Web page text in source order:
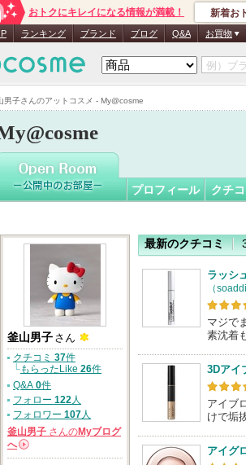
男子さんのアットコスメ - My@cosme
おトクにキレイになる情報が満載！ 新着お
ランキング ブランド ブログ Q&A お買物
釜山男子さん
プロフィール クチコ
釜山男子 さん
クチコミ 37件
└もらったLike 26件
Q&A 0件
フォロー 122人
フォロワー 107人
釜山男子 さんのMyブログ
へ
→
最新のクチコミ
ラッシ
（
マジで
素沈着
3Dアイ
アイブ
けで垢
アイグ